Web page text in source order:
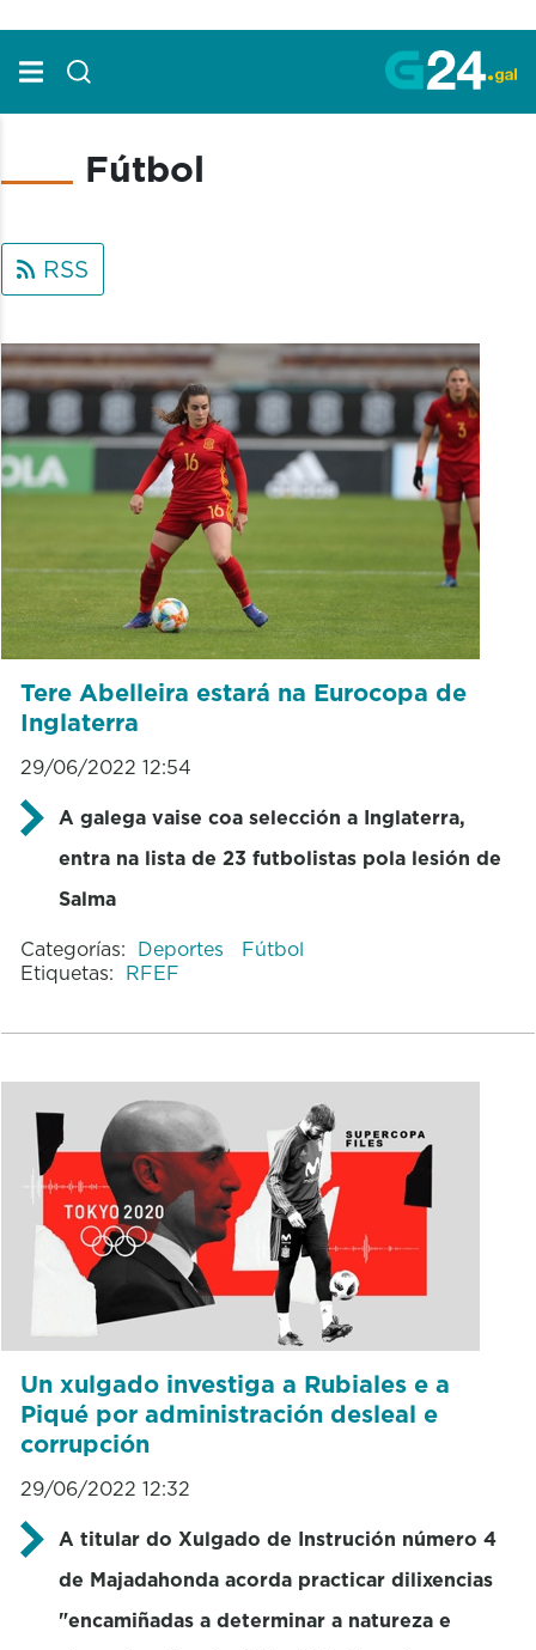
Fútbol
RSS
Tere Abelleira estará na Eurocopa de
Inglaterra
29/06/2022 12:54
A galega vaise coa selección a Inglaterra,
entra na lista de 23 futbolistas pola lesión de
Salma
Categorías: Deportes
Fútbol
Etiquetas: RFEF
Un xulgado investiga a Rubiales e a
Piqué por administración desleal e
corrupción
29/06/2022 12:32
A titular do Xulgado de Instrución número 4
de Majadahonda acorda practicar dilixencias
"encamiñadas a determinar a natureza e